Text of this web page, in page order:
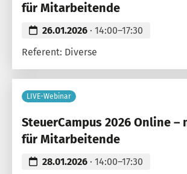
für Mitarbeitende
26.01.2026 · 14:00–17:30
Referent: Diverse
LIVE-Webinar
SteuerCampus 2026 Online
für Mitarbeitende
28.01.2026 · 14:00–17:30